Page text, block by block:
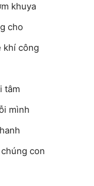
khuya
cho
khí công
tâm
mình
con